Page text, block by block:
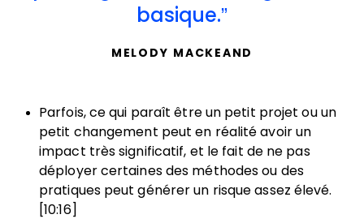
basique.
MELODY MACKEAND
Parfois, ce qui paraît être un petit projet ou un
petit changement peut en réalité avoir un
impact très significatif, et le fait de ne pas
déployer certaines des méthodes ou des
pratiques peut générer un risque assez élevé.
[10:16]